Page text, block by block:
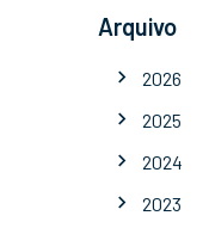
Arquivo
2026
2025
2024
2023